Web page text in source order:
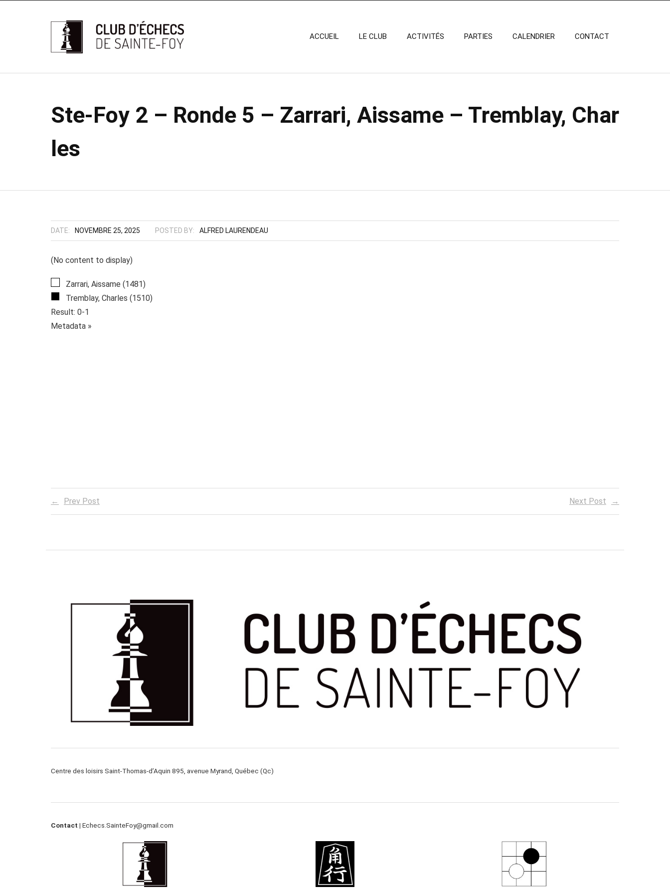
ACCUEIL LE CLUB ACTIVITÉS PARTIES CALENDRIER CONTACT
Ste-Foy 2 – Ronde 5 – Zarrari, Aissame – Tremblay, Char
les
DATE: NOVEMBRE 25, 2025 POSTED BY: ALFRED LAURENDEAU
(No content to display)
Zarrari, Aissame (1481)
Tremblay, Charles (1510)
Result: 0-1
Metadata »
Prev Post Next Post
Centre des loisirs Saint-Thomas-d’Aquin 895, avenue Myrand, Québec (Qc)
Contact | Echecs.SainteFoy@gmail.com